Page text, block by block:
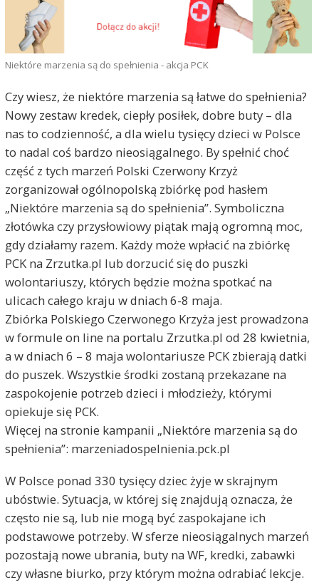
Niektóre marzenia są do spełnienia - akcja PCK
Czy wiesz, że niektóre marzenia są łatwe do spełnienia?
Nowy zestaw kredek, ciepły posiłek, dobre buty – dla
nas to codzienność, a dla wielu tysięcy dzieci w Polsce
to nadal coś bardzo nieosiągalnego. By spełnić choć
część z tych marzeń Polski Czerwony Krzyż
zorganizował ogólnopolską zbiórkę pod hasłem
„Niektóre marzenia są do spełnienia”. Symboliczna
złotówka czy przysłowiowy piątak mają ogromną moc,
gdy działamy razem. Każdy może wpłacić na zbiórkę
PCK na Zrzutka.pl lub dorzucić się do puszki
wolontariuszy, których będzie można spotkać na
ulicach całego kraju w dniach 6-8 maja.
Zbiórka Polskiego Czerwonego Krzyża jest prowadzona
w formule on line na portalu Zrzutka.pl od 28 kwietnia,
a w dniach 6 – 8 maja wolontariusze PCK zbierają datki
do puszek. Wszystkie środki zostaną przekazane na
zaspokojenie potrzeb dzieci i młodzieży, którymi
opiekuje się PCK.
Więcej na stronie kampanii „Niektóre marzenia są do
spełnienia”: marzeniadospelnienia.pck.pl
W Polsce ponad 330 tysięcy dziec żyje w skrajnym
ubóstwie. Sytuacja, w której się znajdują oznacza, że
często nie są, lub nie mogą być zaspokajane ich
podstawowe potrzeby. W sferze nieosiągalnych marzeń
pozostają nowe ubrania, buty na WF, kredki, zabawki
czy własne biurko, przy którym można odrabiać lekcje.